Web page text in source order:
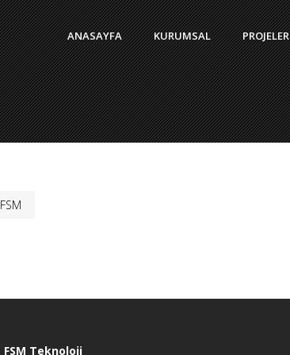
ANASAYFA KURUMSAL PROJELER
FSM
FSM Teknoloji